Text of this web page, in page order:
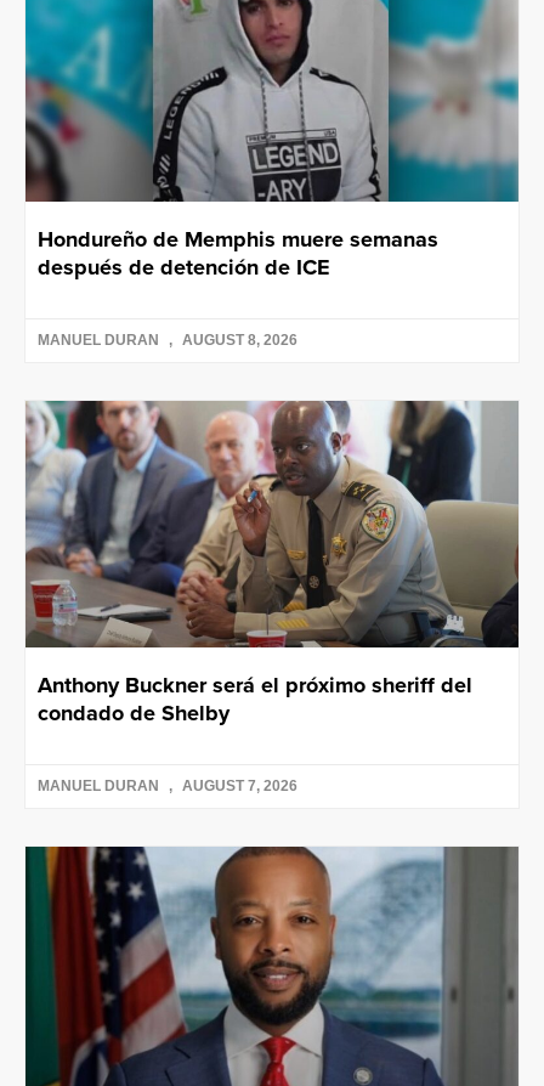
Hondureño de Memphis muere semanas
después de detención de ICE
MANUEL DURAN AUGUST 8, 2026
Anthony Buckner será el próximo sheriff del
condado de Shelby
MANUEL DURAN AUGUST 7, 2026